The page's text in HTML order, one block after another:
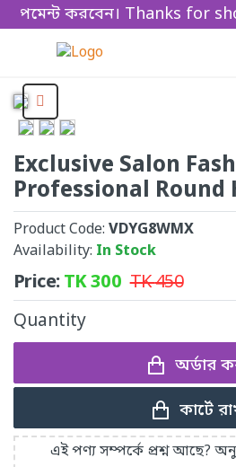
করবেন। Thanks for
Exclusive Salon
Professional Round
Product Code: VDYG8WMX
Availability: In Stock
Price:TK300 TK450
Quantity
অর্ডার
কার্টে
এই পণ্য সম্পর্কে প্রশ্ন আছে?